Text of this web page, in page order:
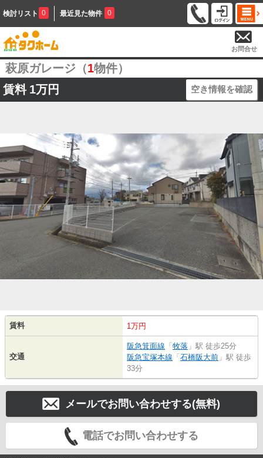
検討リスト 0 最近見た物件 0
お問合せ
萩原ガレージ（1物件）
賃料 1万円 空き情報を確認
賃料 1万円
交通
阪急箕面線 「 牧落 」駅 徒歩25分
阪急宝塚本線 「 石橋阪大前 」駅 徒歩
33分
メールでお問い合わせする(無料)
電話でお問い合わせする